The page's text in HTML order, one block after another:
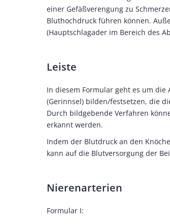
einer Gefäßverengung zu
Bluthochdruck führen können.
(Hauptschlagader im Bereich des
Leiste
In diesem Formular geht es um
(Gerinnsel) bilden/festsetzen, die
Durch bildgebende Verfahren
erkannt werden.
Indem der Blutdruck an den
kann auf die Blutversorgung der
Nierenarterien
Formular I: